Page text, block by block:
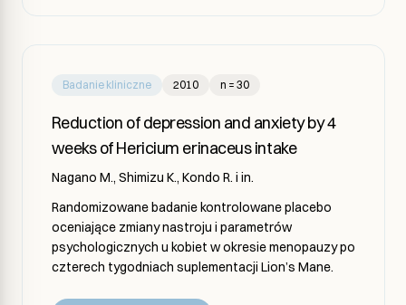
Badanie kliniczne 2010 n = 30
Reduction of depression and anxiety by 4
weeks of Hericium erinaceus intake
Nagano M., Shimizu K., Kondo R. i in.
Randomizowane badanie kontrolowane placebo
oceniające zmiany nastroju i parametrów
psychologicznych u kobiet w okresie menopauzy po
czterech tygodniach suplementacji Lion’s Mane.